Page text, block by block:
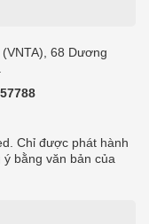
68 Dương
Chỉ được phát hành
bằng văn bản của